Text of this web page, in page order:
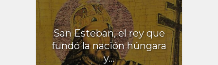
San Esteban, el rey que
fundó la nación húngara
y...